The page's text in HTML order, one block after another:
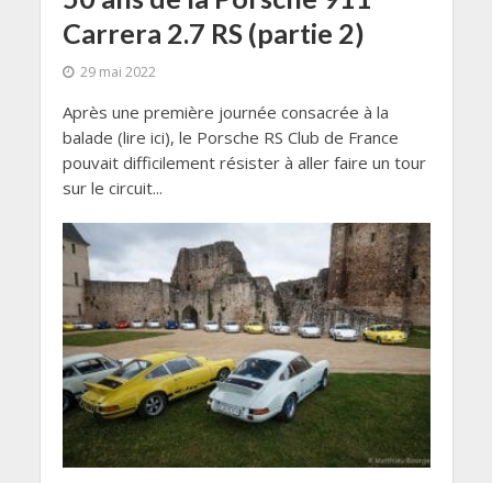
Carrera 2.7 RS (partie 2)
29 mai 2022
Après une première journée consacrée à la
balade (lire ici), le Porsche RS Club de France
pouvait difficilement résister à aller faire un tour
sur le circuit...